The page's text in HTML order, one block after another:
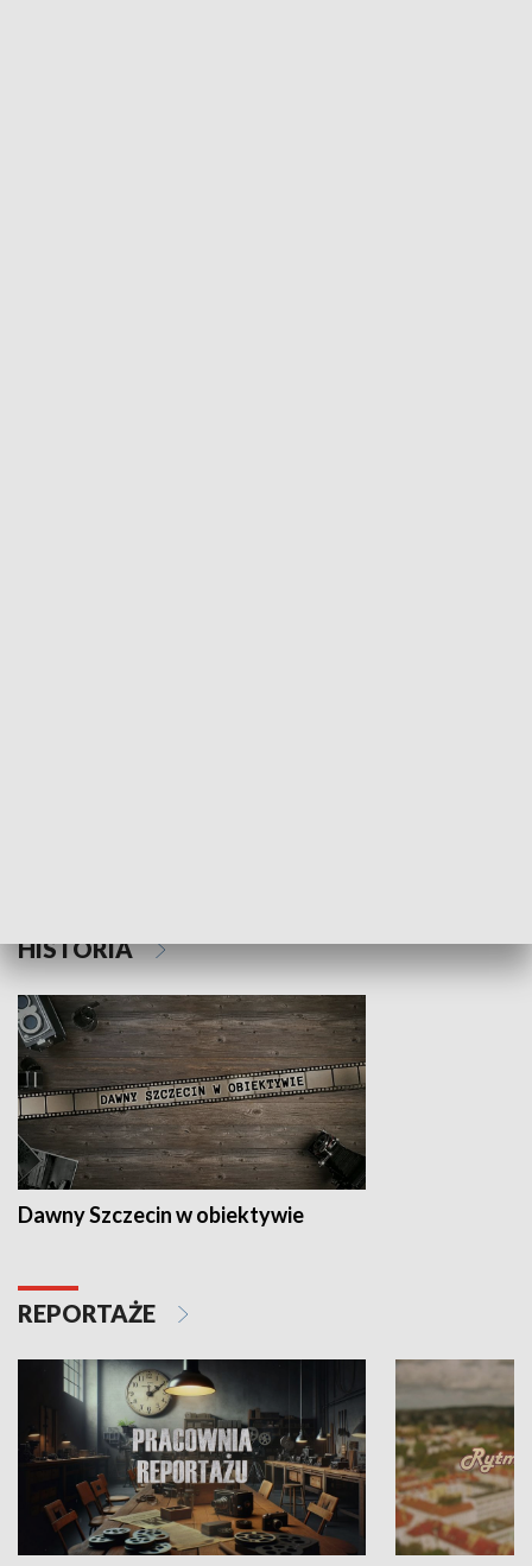
HISTORIA
Dawny Szczecin w obiektywie
REPORTAŻE